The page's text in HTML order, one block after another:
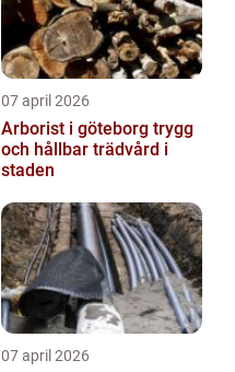
07 april 2026
Arborist i göteborg trygg
och hållbar trädvård i
staden
07 april 2026